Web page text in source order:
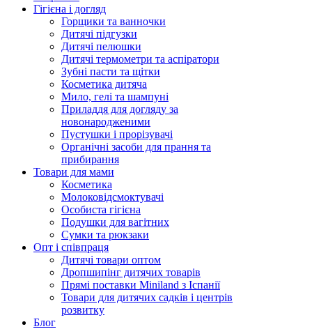
Гігієна і догляд
Горщики та ванночки
Дитячі підгузки
Дитячі пелюшки
Дитячі термометри та аспіратори
Зубні пасти та щітки
Косметика дитяча
Мило, гелі та шампуні
Приладдя для догляду за
новонародженими
Пустушки і прорізувачі
Органічні засоби для прання та
прибирання
Товари для мами
Косметика
Молоковідсмоктувачі
Особиста гігієна
Подушки для вагітних
Сумки та рюкзаки
Опт і співпраця
Дитячі товари оптом
Дропшипінг дитячих товарів
Прямі поставки Miniland з Іспанії
Товари для дитячих садків і центрів
розвитку
Блог